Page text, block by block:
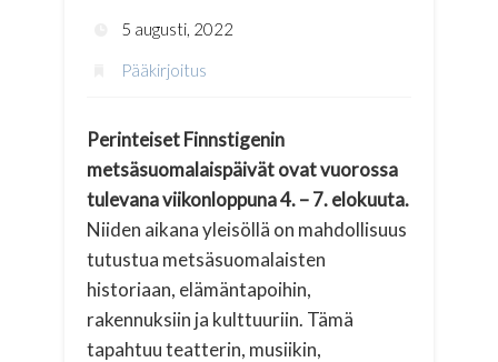
5 augusti, 2022
Pääkirjoitus
Perinteiset Finnstigenin
metsäsuomalaispäivät ovat vuorossa
tulevana viikonloppuna 4. – 7. elokuuta.
Niiden aikana yleisöllä on mahdollisuus
tutustua metsäsuomalaisten
historiaan, elämäntapoihin,
rakennuksiin ja kulttuuriin. Tämä
tapahtuu teatterin, musiikin,